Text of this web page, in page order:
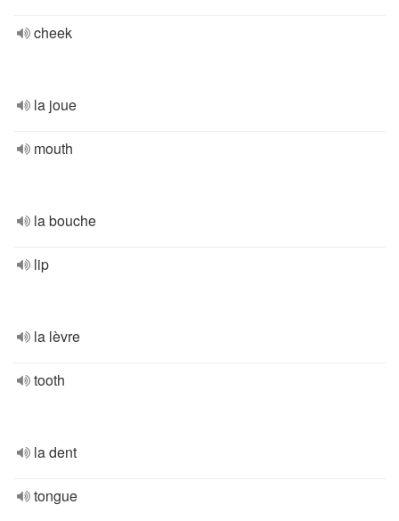
cheek
la joue
mouth
la bouche
lip
la lèvre
tooth
la dent
tongue